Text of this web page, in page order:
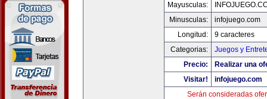
Mayusculas:
Minusculas:
infojuego.com
Longitud:
9 caracteres
Categorias:
Juegos y
Precio:
Realizar una
Visitar!
infojuego.com
Serán consideradas